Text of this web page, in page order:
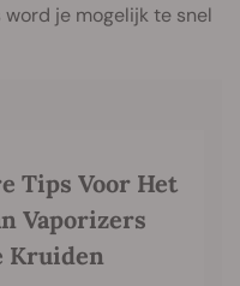
word je mogelijk te snel
Tips Voor Het
Vaporizers
Kruiden